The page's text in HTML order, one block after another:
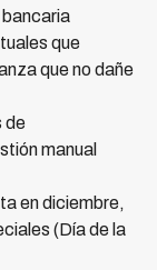
que
que no dañe
de
manual
en diciembre,
(Día de la